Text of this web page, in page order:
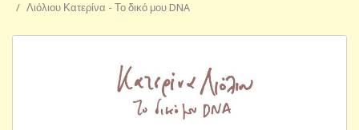
Λιόλιου Κατερίνα - Το δικό μου DNA